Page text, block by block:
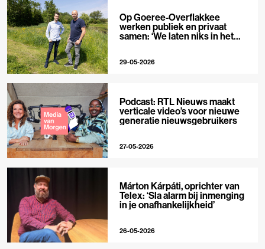
Op Goeree-Overflakkee
werken publiek en privaat
samen: ‘We laten niks in het
29-05-2026
Podcast: RTL Nieuws maakt
verticale video’s voor nieuwe
generatie nieuwsgebruikers
27-05-2026
Márton Kárpáti, oprichter van
Telex: ‘Sla alarm bij inmenging
in je onafhankelijkheid’
26-05-2026